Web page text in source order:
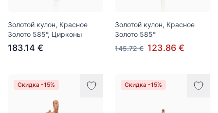
Золотой кулон, Красное
Золото 585°, Цирконы
183.14 €
Золотой кулон, Красное
Золото 585°
145.72 € 123.86 €
Скидка -15% Скидка -15%